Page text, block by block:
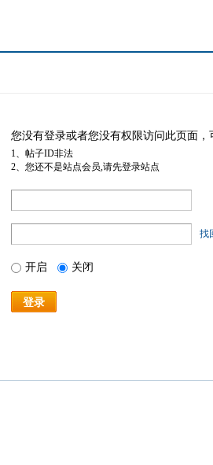
您没有登录或者您没有权限访问此页面
1、帖子ID非法
2、您还不是站点会员,请先登录站点
找
开启 关闭
登录